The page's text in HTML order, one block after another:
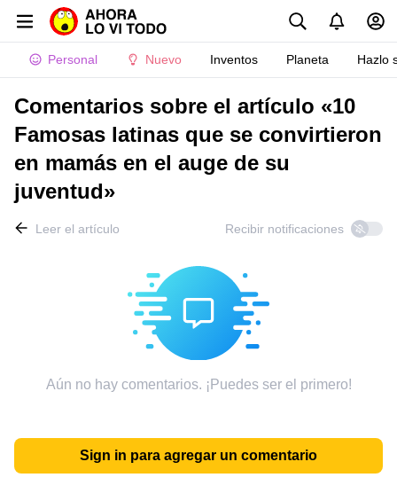
Personal Nuevo Inventos Planeta Hazlo
Comentarios sobre el artículo «10
Famosas latinas que se convirtieron
en mamás en el auge de su
juventud»
Leer el artículo Recibir notificaciones
Aún no hay comentarios. ¡Puedes ser el primero!
Sign in para agregar un comentario